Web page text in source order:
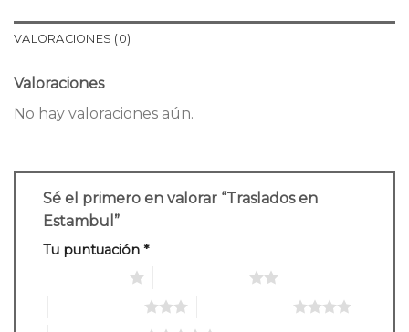
VALORACIONES (0)
Valoraciones
No hay valoraciones aún.
Sé el primero en valorar “Traslados en
Estambul”
Tu puntuación *